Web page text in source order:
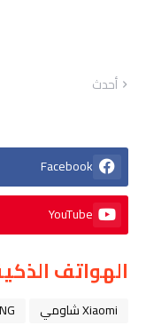
أحدث
Facebook
YouTube
الهواتف
Xiaomi شاومي